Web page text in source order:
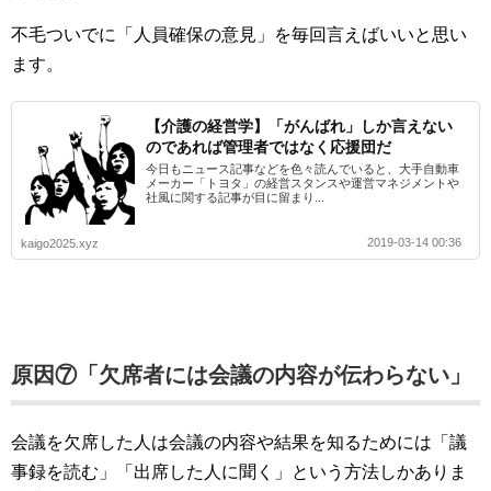
不毛ついでに「人員確保の意見」を毎回言えばいいと思い
ます。
【介護の経営学】「がんばれ」しか言えない
のであれば管理者ではなく応援団だ
今日もニュース記事などを色々読んでいると、大手自動車
メーカー「トヨタ」の経営スタンスや運営マネジメントや
社風に関する記事が目に留まり...
kaigo2025.xyz 2019-03-14 00:36
原因⑦「欠席者には会議の内容が伝わらない」
会議を欠席した人は会議の内容や結果を知るためには「議
事録を読む」「出席した人に聞く」という方法しかありま